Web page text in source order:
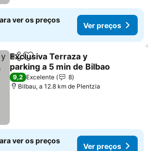
ver os preços
Ver preços
PartilharAdicionar aos favoritos
Exclusiva Terraza y
parking a 5 min de Bilbao
9,2 Excelente
8
Bilbau, a 12.8 km de Plentzia
ver os preços
Ver preços